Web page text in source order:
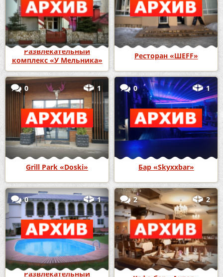
Развлекательный
комплекс «У Мельника»
Ресторан «ШЕFF»
0 1
Grill Park «Doski»
0 1
Бар «Skyxxbar»
0 1
Развлекательный
2 2